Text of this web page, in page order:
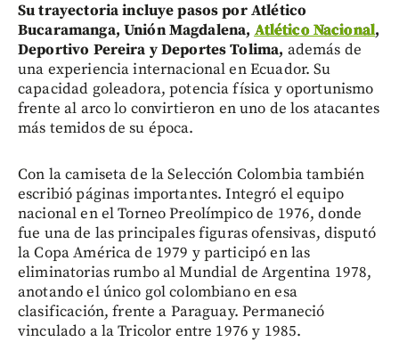
Su trayectoria incluye pasos por Atlético
Bucaramanga, Unión Magdalena, Atlético Nacional,
Deportivo Pereira y Deportes Tolima, además de
una experiencia internacional en Ecuador. Su
capacidad goleadora, potencia física y oportunismo
frente al arco lo convirtieron en uno de los atacantes
más temidos de su época.
Con la camiseta de la Selección Colombia también
escribió páginas importantes. Integró el equipo
nacional en el Torneo Preolímpico de 1976, donde
fue una de las principales figuras ofensivas, disputó
la Copa América de 1979 y participó en las
eliminatorias rumbo al Mundial de Argentina 1978,
anotando el único gol colombiano en esa
clasificación, frente a Paraguay. Permaneció
vinculado a la Tricolor entre 1976 y 1985.